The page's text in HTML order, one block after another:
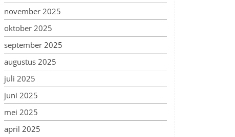
november 2025
oktober 2025
september 2025
augustus 2025
juli 2025
juni 2025
mei 2025
april 2025